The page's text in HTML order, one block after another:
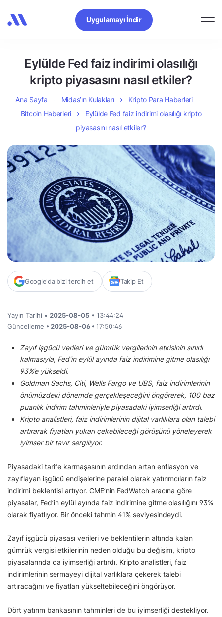
Uygulamayı İndir
Eylülde Fed faiz indirimi olasılığı
kripto piyasasını nasıl etkiler?
Ana Sayfa Midas’ın Kulakları
Kripto Para Haberleri
Bitcoin Haberleri
Eylülde Fed faiz indirimi olasılığı kripto
piyasasını nasıl etkiler?
Google'da bizi tercih et Takip Et
Yayın Tarihi • 2025-08-05 • 13:44:24
Güncelleme • 2025-08-06 • 17:50:46
Zayıf işgücü verileri ve gümrük vergilerinin etkisinin sınırlı
kalmasıyla, Fed’in eylül ayında faiz indirimine gitme olasılığı
93%’e yükseldi.
Goldman Sachs, Citi, Wells Fargo ve UBS, faiz indirimlerinin
önümüzdeki dönemde gerçekleşeceğini öngörerek, 100 baz
puanlık indirim tahminleriyle piyasadaki iyimserliği artırdı.
Kripto analistleri, faiz indirimlerinin dijital varlıklara olan talebi
artırarak fiyatları yukarı çekebileceği görüşünü yöneleyerek
iyimser bir tavır sergiliyor.
Piyasadaki tarife karmaşasının ardından artan enflasyon ve
zayıflayan işgücü endişelerine paralel olarak yatırımcıların faiz
indirimi beklentisi artıyor. CME’nin FedWatch aracına göre
piyasalar, Fed’in eylül ayında faiz indirimine gitme olasılığını 93%
olarak fiyatlıyor. Bir önceki tahmin 41% seviyesindeydi.
Zayıf işgücü piyasası verileri ve beklentilerin altında kalan
gümrük vergisi etkilerinin neden olduğu bu değişim, kripto
piyasalarında da iyimserliği artırdı. Kripto analistleri, faiz
indirimlerinin sermayeyi dijital varlıklara çekerek talebi
artıracağını ve fiyatları yükseltebileceğini öngörüyor.
Dört yatırım bankasının tahminleri de bu iyimserliği destekliyor.